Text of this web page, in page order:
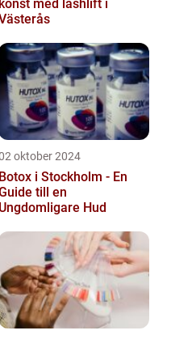
konst med lashlift i
oktober 2024
Botox i Stockholm - En
till en
Ungdomligare Hud